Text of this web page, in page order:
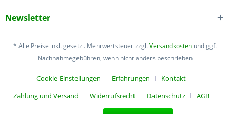
Newsletter
* Alle Preise inkl. gesetzl. Mehrwertsteuer zzgl.Versandkosten und ggf.
Nachnahmegebühren, wenn nicht anders beschrieben
Cookie-Einstellungen Erfahrungen
Kontakt
Zahlung und Versand
Widerrufsrecht Datenschutz AGB